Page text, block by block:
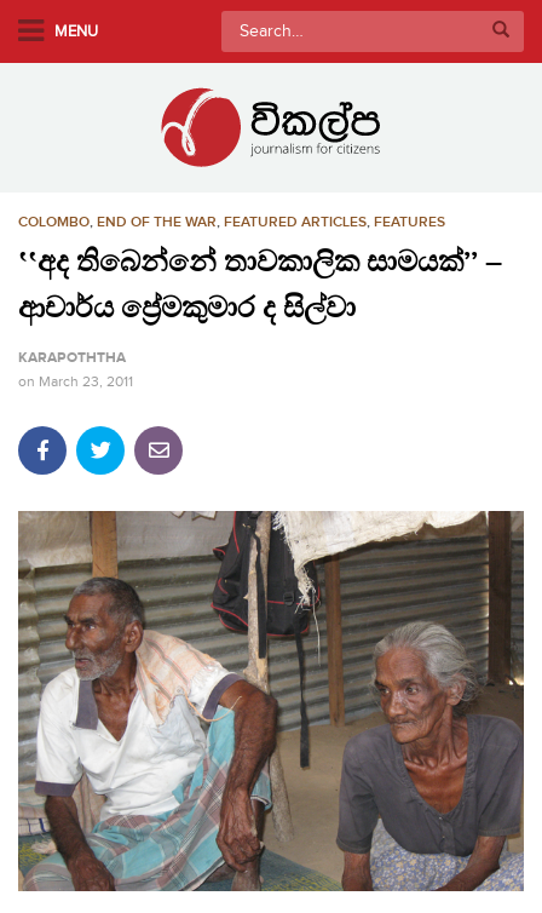
MENU
Search
for:
COLOMBO, END OF THE WAR, FEATURED ARTICLES, FEATURES
‛‛අද තිබෙන්නේ තාවකාලික සාමයක්’’ –
ආචාර්ය ප්‍රේමකුමාර ද සිල්වා
KARAPOTHTHA
on March 23, 2011